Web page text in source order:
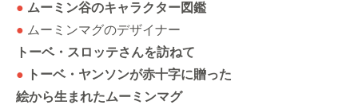
● ムーミン谷のキャラクター図鑑
● ムーミンマグのデザイナー
トーベ・スロッテさんを訪ねて
●
トーベ・ヤンソンが赤十字に贈った
絵から生まれたムーミンマグ